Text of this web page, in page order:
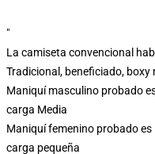
"
La camiseta convencional
Tradicional, beneficiado, boxy
Maniquí masculino probado
carga Media
Maniquí femenino probado
carga pequeña